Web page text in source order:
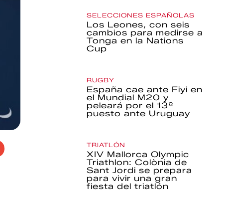
SELECCIONES ESPAÑOLAS
Los Leones, con seis
cambios para medirse a
Tonga en la Nations
Cup
RUGBY
España cae ante Fiyi en
el Mundial M20 y
peleará por el 13º
puesto ante Uruguay
TRIATLÓN
XIV Mallorca Olympic
Triathlon: Colònia de
Sant Jordi se prepara
para vivir una gran
fiesta del triatlón